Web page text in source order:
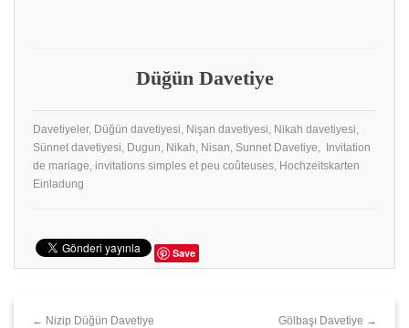
Düğün Davetiye
Davetiyeler, Düğün davetiyesi, Nişan davetiyesi, Nikah davetiyesi,
Sünnet davetiyesi, Dugun, Nikah, Nisan, Sunnet Davetiye, Invitation
de mariage, invitations simples et peu coûteuses, Hochzeitskarten
Einladung
Save
← Nizip Düğün Davetiye Gölbaşı Davetiye →